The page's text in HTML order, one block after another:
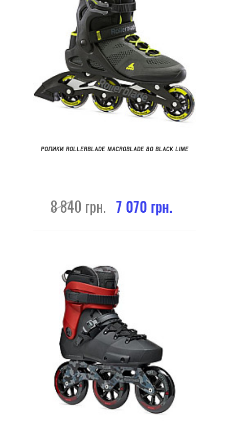
РОЛИКИ ROLLERBLADE MACROBLADE 80 BLACK LIME
8 840 грн. 7 070 грн.